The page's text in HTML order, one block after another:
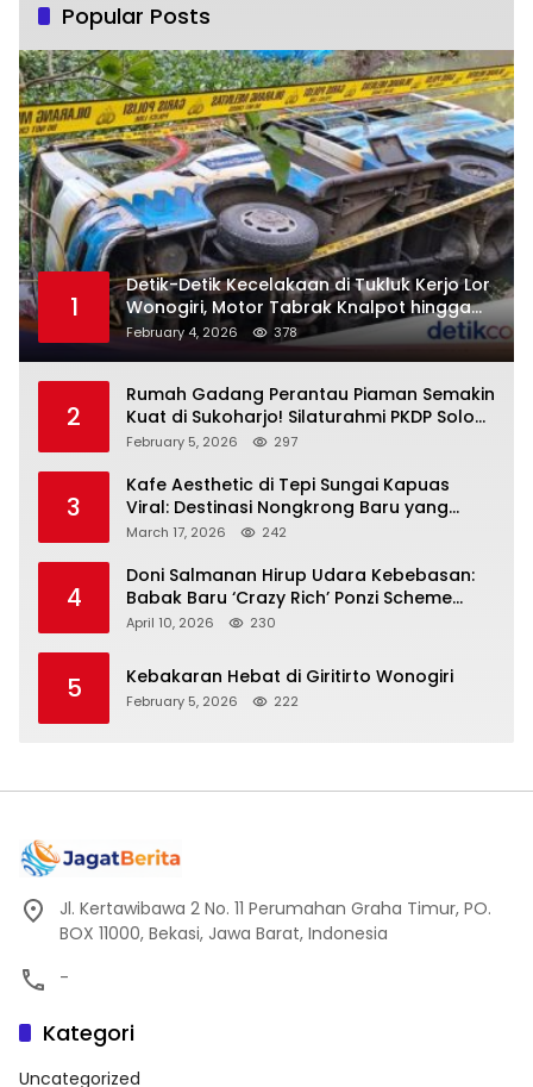
Popular Posts
1
Detik-Detik Kecelakaan di Tukluk Kerjo Lor
Wonogiri, Motor Tabrak Knalpot hingga
Truk Tak Sempat Menghindar, Satu
Pengendara Tak Sadarkan Diri
February 4, 2026 378
2
Rumah Gadang Perantau Piaman Semakin
Kuat di Sukoharjo! Silaturahmi PKDP Solo
Raya, SK Korda 2026–2031 Resmi
February 5, 2026 297
3
Kafe Aesthetic di Tepi Sungai Kapuas
Viral: Destinasi Nongkrong Baru yang
Menarik Perhatian Warga Pontianak
March 17, 2026 242
4
Doni Salmanan Hirup Udara Kebebasan:
Babak Baru ‘Crazy Rich’ Ponzi Scheme
Indonesia
April 10, 2026 230
5 Kebakaran Hebat di Giritirto Wonogiri
February 5, 2026 222
Jl. Kertawibawa 2 No. 11 Perumahan Graha Timur, PO.
BOX 11000, Bekasi, Jawa Barat, Indonesia
-
Kategori
Uncategorized